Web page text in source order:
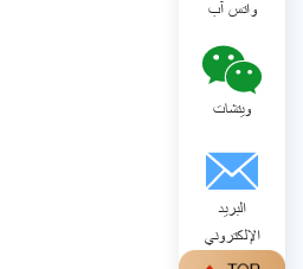
واتس آب
ويتشات
البريد
الإلكتروني